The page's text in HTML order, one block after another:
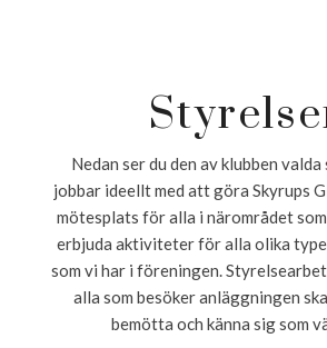
Nedan ser du den av klubben
jobbar ideellt med att göra Skyrups
mötesplats för alla i närområdet
erbjuda aktiviteter för alla olika
som vi har i föreningen.
alla som besöker anläggningen
bemötta och känna sig som